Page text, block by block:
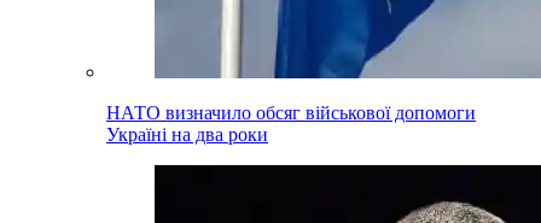
НАТО визначило обсяг військової допомоги
Україні на два роки